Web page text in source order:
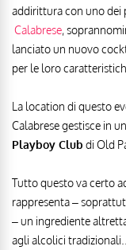
addirittura con uno dei
Calabrese,
lanciato un nuovo
per le loro
La location di questo
Calabrese gestisce in
Playboy Club di Old
Tutto questo va certo
rappresenta –
– un ingrediente
agli alcolici tradizionali..